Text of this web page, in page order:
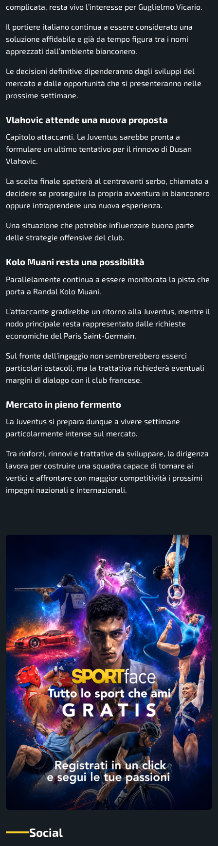
complicata, resta vivo l’interesse per Guglielmo Vicario.
Il portiere italiano continua a essere considerato una
soluzione affidabile e già da tempo figura tra i nomi
apprezzati dall’ambiente bianconero.
Le decisioni definitive dipenderanno dagli sviluppi del
mercato e dalle opportunità che si presenteranno nelle
prossime settimane.
Vlahovic attende una nuova proposta
Capitolo attaccanti. La Juventus sarebbe pronta a
formulare un ultimo tentativo per il rinnovo di Dusan
Vlahovic.
La scelta finale spetterà al centravanti serbo, chiamato a
decidere se proseguire la propria avventura in bianconero
oppure intraprendere una nuova esperienza.
Una situazione che potrebbe influenzare buona parte
delle strategie offensive del club.
Kolo Muani resta una possibilità
Parallelamente continua a essere monitorata la pista che
porta a Randal Kolo Muani.
L’attaccante gradirebbe un ritorno alla Juventus, mentre il
nodo principale resta rappresentato dalle richieste
economiche del Paris Saint-Germain.
Sul fronte dell’ingaggio non sembrerebbero esserci
particolari ostacoli, ma la trattativa richiederà eventuali
margini di dialogo con il club francese.
Mercato in pieno fermento
La Juventus si prepara dunque a vivere settimane
particolarmente intense sul mercato.
Tra rinforzi, rinnovi e trattative da sviluppare, la dirigenza
lavora per costruire una squadra capace di tornare ai
vertici e affrontare con maggior competitività i prossimi
impegni nazionali e internazionali.
Social